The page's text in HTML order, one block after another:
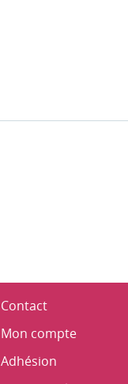
Contact
Mon compte
Adhésion